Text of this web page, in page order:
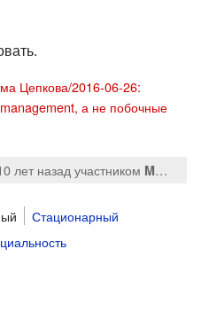
Цепкова/2016-06-26:
а не побочные
лет назад участником MaksTsepkov
Стационарный